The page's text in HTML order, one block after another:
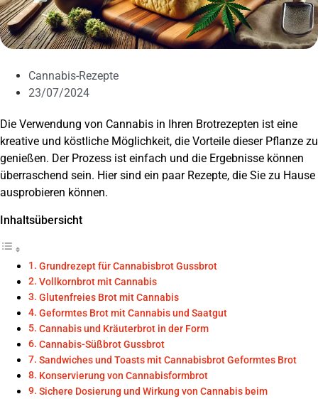
Cannabis-Rezepte
23/07/2024
Die Verwendung von Cannabis in Ihren Brotrezepten ist eine
kreative und köstliche Möglichkeit, die Vorteile dieser Pflanze zu
genießen. Der Prozess ist einfach und die Ergebnisse können
überraschend sein. Hier sind ein paar Rezepte, die Sie zu Hause
ausprobieren können.
Inhaltsübersicht
Grundrezept für Cannabisbrot Gussbrot
Vollkornbrot mit Cannabis
Glutenfreies Brot mit Cannabis
Geformtes Brot mit Cannabis und Saatgut
Cannabis und Kräuterbrot in der Form
Cannabis-Süßbrot Gussbrot
Sandwiches und Toasts mit Cannabisbrot Geformtes Brot
Konservierung von Cannabisformbrot
Sichere Dosierung und Wirkung von Cannabis beim